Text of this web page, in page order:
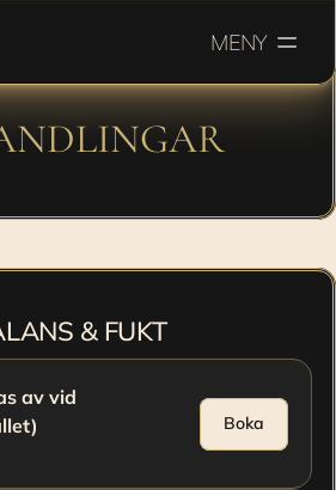
MENY
mjuk och strålande känsla.
& FUKT
av vid
Boka